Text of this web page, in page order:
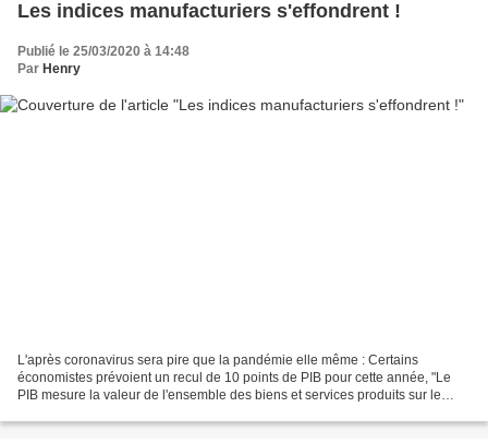
Les indices manufacturiers s'effondrent !
Publié le 25/03/2020 à 14:48
Par Henry
L'après coronavirus sera pire que la pandémie elle même : Certains
économistes prévoient un recul de 10 points de PIB pour cette année, "Le
PIB mesure la valeur de l'ensemble des biens et services produits sur le